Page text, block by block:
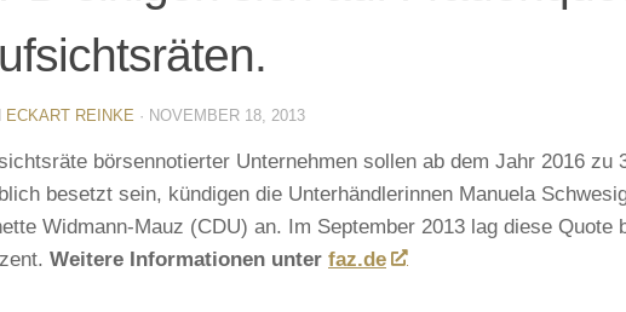
ECKART REINKE · NOVEMBER 18, 2013
börsennotierter Unternehmen sollen ab dem Jahr 2016 zu
besetzt sein, kündigen die Unterhändlerinnen Manuela
Widmann-Mauz (CDU) an. Im September 2013 lag diese Quote
Weitere Informationen unter faz.de